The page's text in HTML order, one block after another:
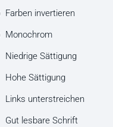
gespart)
oder benutze die Schaltflächen um
Farben invertieren
Monochrom
Niedrige Sättigung
Hohe Sättigung
Links unterstreichen
Gut lesbare Schrift